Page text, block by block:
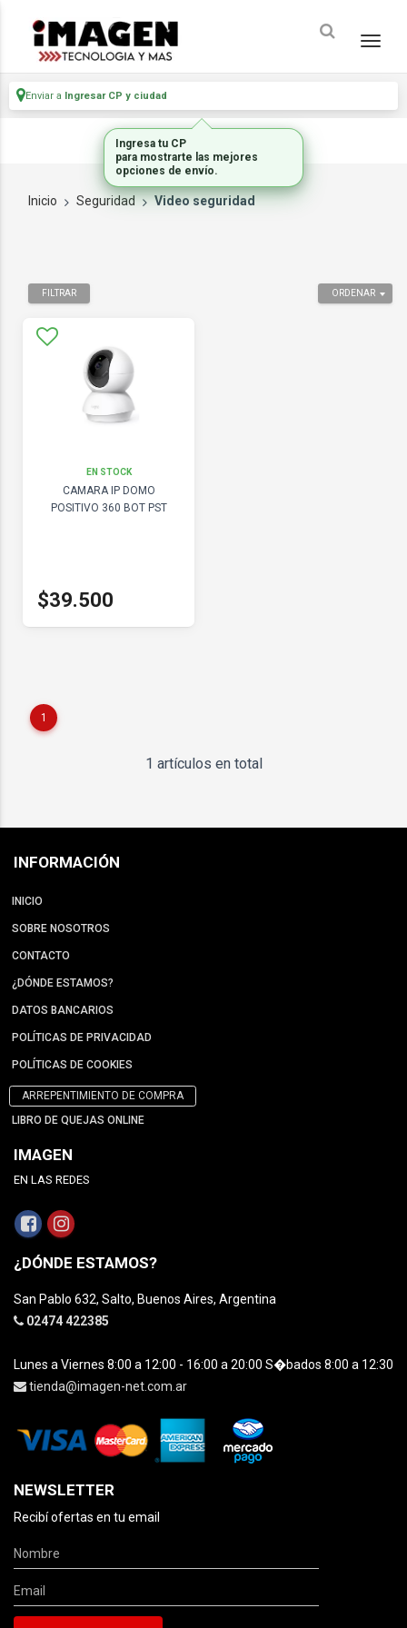
Enviar a Ingresar CP y ciudad
Inicio Seguridad Video seguridad
ORDENAR
FILTRAR
EN STOCK
CAMARA IP DOMO
POSITIVO 360 BOT PST
$39.500
1
1 artículos en total
INFORMACIÓN
INICIO
SOBRE NOSOTROS
CONTACTO
¿DÓNDE ESTAMOS?
DATOS BANCARIOS
POLÍTICAS DE PRIVACIDAD
POLÍTICAS DE COOKIES
ARREPENTIMIENTO DE COMPRA
LIBRO DE QUEJAS ONLINE
IMAGEN
EN LAS REDES
¿DÓNDE ESTAMOS?
San Pablo 632, Salto, Buenos Aires, Argentina
02474 422385
Lunes a Viernes 8:00 a 12:00 - 16:00 a 20:00 S�bados 8:00 a 12:30
tienda@imagen-net.com.ar
NEWSLETTER
Recibí ofertas en tu email
Ingresa tu CP
para mostrarte las mejores
opciones de envío.